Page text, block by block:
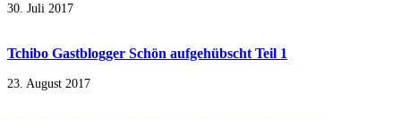
30. Juli 2017
Tchibo Gastblogger Schön aufgehübscht Teil 1
23. August 2017